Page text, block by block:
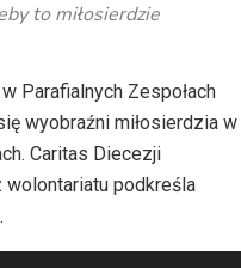
to miłosierdzie
Parafialnych Zespołach
wyobraźni miłosierdzia w
Caritas Diecezji
podkreśla